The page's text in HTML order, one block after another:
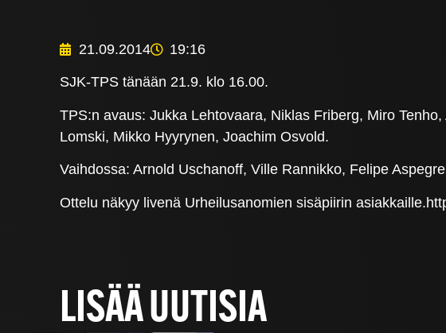
21.09.2014 19:16
SJK-TPS tänään 21.9. klo 16.00.
TPS:n avaus: Jukka Lehtovaara, Niklas Friberg, Miro
Lomski, Mikko Hyyrynen, Joachim Osvold.
Vaihdossa: Arnold Uschanoff, Ville Rannikko, Felipe
Ottelu näkyy livenä Urheilusanomien sisäpiirin
LISÄÄ UUTISIA